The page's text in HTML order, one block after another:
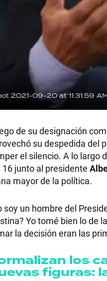
2021-09-20 at 11.31.59
de su designación
su despedida del
el silencio. A lo largo
16 junto al presidente
mayor de la política.
soy un hombre del
Yo tomé bien lo de
la decisión eran las
los
figuras: